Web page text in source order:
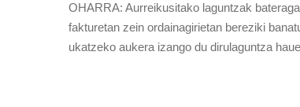
OHARRA: Aurreikusitako laguntzak
fakturetan zein ordainagirietan bereziki
ukatzeko aukera izango du dirulaguntza